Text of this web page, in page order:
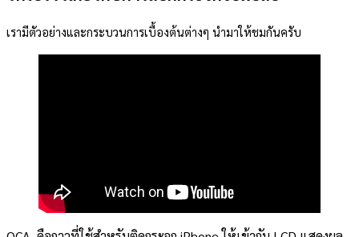
เรามีตัวอย่างและกระบวนการเบื้องต้นต่างๆ นำมาให้ชมกันครับ